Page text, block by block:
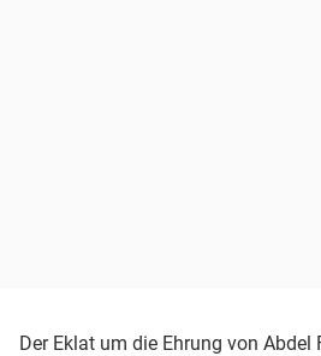
Der Eklat um die Ehrung von